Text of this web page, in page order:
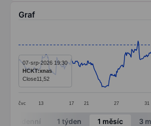
Graf
Line chart with 299 data points.
The chart has 1 X axis displaying
The chart has 1 Y axis displaying
čvc 13 17 21 27 31
07-srp-2026 19:30
HCKT:xnas
Close11,52
End of interactive chart.
Intradenní 1 týden 1 měsíc 3